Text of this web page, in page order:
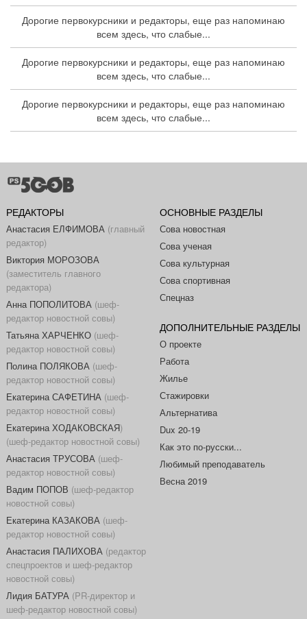
Дорогие первокурсники и редакторы, еще раз напоминаю
всем здесь, что слабые...
Дорогие первокурсники и редакторы, еще раз напоминаю
всем здесь, что слабые...
Дорогие первокурсники и редакторы, еще раз напоминаю
всем здесь, что слабые...
РЕДАКТОРЫ
Анастасия ЕЛФИМОВА(главный
редактор)
Виктория МОРОЗОВА
(заместитель главного
редактора)
Анна ПОПОЛИТОВА(шеф-
редактор новостной совы)
Татьяна ХАРЧЕНКО(шеф-
редактор новостной совы)
Полина ПОЛЯКОВА(шеф-
редактор новостной совы)
Екатерина САФЕТИНА(шеф-
редактор новостной совы)
Екатерина ХОДАКОВСКАЯ)
(шеф-редактор новостной совы)
Анастасия ТРУСОВА(шеф-
редактор новостной совы)
Вадим ПОПОВ (шеф-редактор
новостной совы)
Екатерина КАЗАКОВА(шеф-
редактор новостной совы)
Анастасия ПАЛИХОВА(редактор
спецпроектов и шеф-редактор
новостной совы)
Лидия БАТУРА(PR-директор и
шеф-редактор новостной совы)
ОСНОВНЫЕ РАЗДЕЛЫ
Сова новостная
Сова ученая
Сова культурная
Сова спортивная
Спецназ
ДОПОЛНИТЕЛЬНЫЕ РАЗДЕЛЫ
О проекте
Работа
Жилье
Стажировки
Альтернатива
Dux 20-19
Как это по-русски...
Любимый преподаватель
Весна 2019